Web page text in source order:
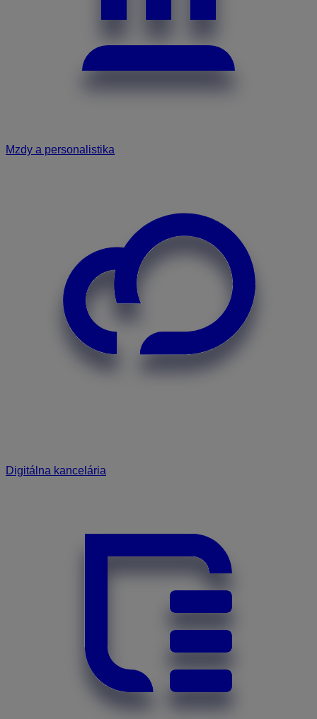
Mzdy a personalistika
Digitálna kancelária